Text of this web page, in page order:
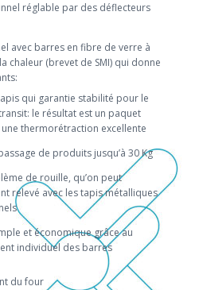
réglable par des déflecteurs
avec barres en fibre de verre à
chaleur (brevet de SMI) qui donne
qui garantie stabilité pour le
le résultat est un paquet
thermorétraction excellente
de produits jusqu’à 30 Kg
de rouille, qu’on peut
relevé avec les tapis métalliques
et économique grâce au
individuel des barres
du four